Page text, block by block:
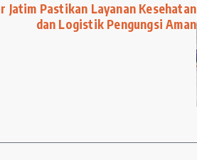
Jatim Pastikan Layanan Kesehatan
dan Logistik Pengungsi Aman